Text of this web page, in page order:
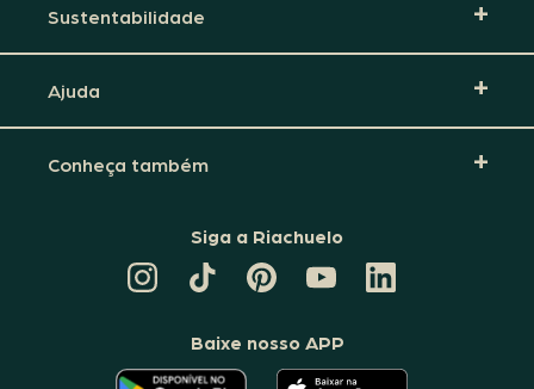
Sustentabilidade
Ajuda
Conheça também
Siga a Riachuelo
TIKTOK
DA
PINTEREST
DA
CANAL
DA
RIACHUELO
LINKEDIN
DA
Baixe nosso APP
O O